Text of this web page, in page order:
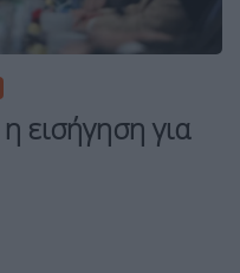
εισήγηση για